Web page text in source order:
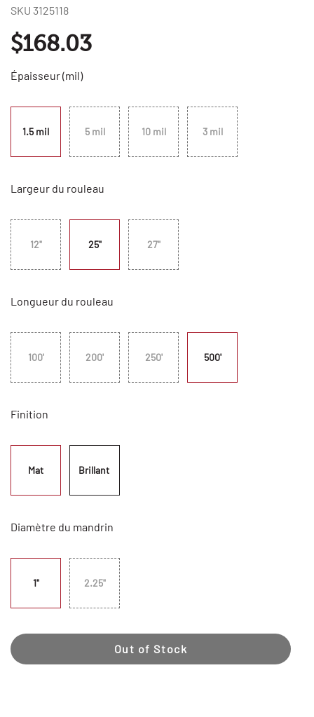
SKU 3125118
$168.03
Épaisseur (mil)
1.5 mil 5 mil 10 mil 3 mil
Largeur du rouleau
12" 25" 27"
Longueur du rouleau
100' 200' 250' 500'
Finition
Mat Brillant
Diamètre du mandrin
1" 2.25"
Out of Stock